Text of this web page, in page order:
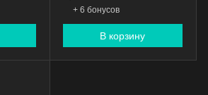
+ 6 бонусов
В корзину